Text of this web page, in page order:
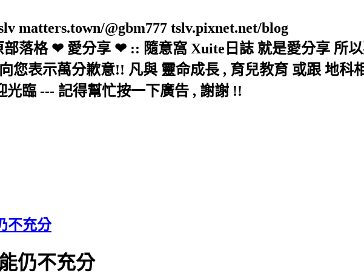
matters.town/@gbm777 tslv.pixnet.net/blog
部落格 ❤ 愛分享 ❤ :: 隨意窩 Xuite日誌 就是愛分享 所
您表示萬分歉意!! 凡與 靈命成長 , 育兒教育 或跟 地科
臨 --- 記得幫忙按一下廣告 , 謝謝 !!
不充分
仍不充分